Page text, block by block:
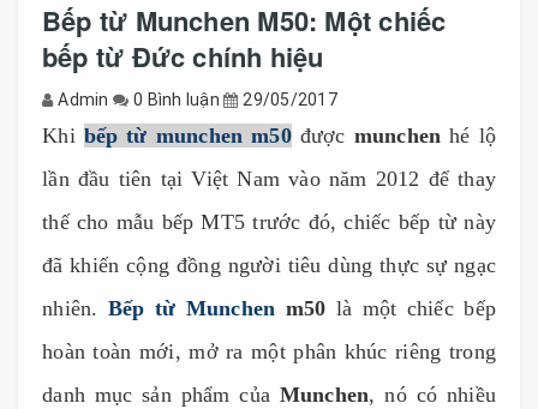
Bếp từ Munchen M50: Một chiếc
bếp từ Đức chính hiệu
Admin 0 Bình luận 29/05/2017
Khi bếp từ munchen m50được munchen hé lộ
lần đầu tiên tại Việt Nam vào năm 2012 để thay
thế cho mẫu bếp MT5 trước đó, chiếc bếp từ này
đã khiến cộng đồng người tiêu dùng thực sự ngạc
nhiên. Bếp từ Munchen m50 là một chiếc bếp
hoàn toàn mới, mở ra một phân khúc riêng trong
danh mục sản phẩm của Munchen, nó có nhiều